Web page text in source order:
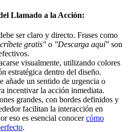
Llamado a la Acción:
ser claro y directo. Frases como
gratis" o "Descarga aquí" son
visualmente, utilizando colores
estratégica dentro del diseño.
añade un sentido de urgencia o
incentivar la acción inmediata.
grandes, con bordes definidos y
facilitan la interacción en
eso es esencial conocercómo
.